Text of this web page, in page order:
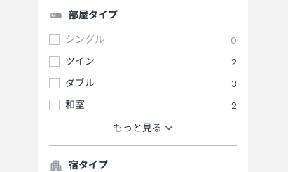
部屋タイプ
シングル
0
ツイン
2
ダブル
3
和室
2
もっと見る
宿タイプ